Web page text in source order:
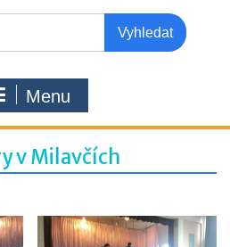
Menu
v Milavčích